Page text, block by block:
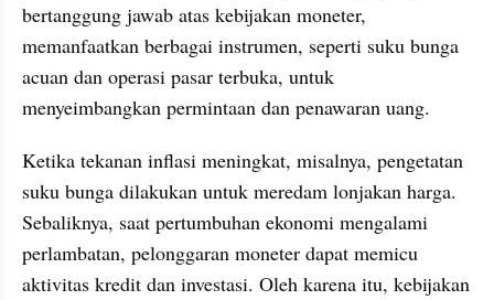
bertanggung jawab atas kebijakan moneter,
memanfaatkan berbagai instrumen, seperti suku bunga
acuan dan operasi pasar terbuka, untuk
menyeimbangkan permintaan dan penawaran uang.
Ketika tekanan inflasi meningkat, misalnya, pengetatan
suku bunga dilakukan untuk meredam lonjakan harga.
Sebaliknya, saat pertumbuhan ekonomi mengalami
perlambatan, pelonggaran moneter dapat memicu
aktivitas kredit dan investasi. Oleh karena itu, kebijakan